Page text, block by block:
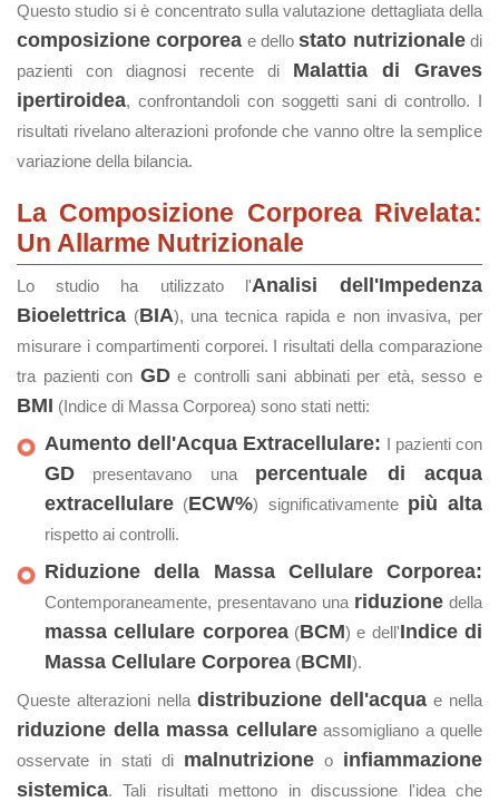
Questo studio si è concentrato sulla valutazione dettagliata della
composizione corporea e dellostato nutrizionaledi
pazienti con diagnosi recente di Malattia di Graves
ipertiroidea, confrontandoli con soggetti sani di controllo. I
risultati rivelano alterazioni profonde che vanno oltre la semplice
variazione della bilancia.
La Composizione Corporea Rivelata:
Un Allarme Nutrizionale
Lo studio ha utilizzato l'Analisi dell'Impedenza
Bioelettrica (BIA), una tecnica rapida e non invasiva, per
misurare i compartimenti corporei. I risultati della comparazione
tra pazienti con GDe controlli sani abbinati per età, sesso e
BMI (Indice di Massa Corporea) sono stati netti:
Aumento dell'Acqua Extracellulare: I pazienti con
GD presentavano una percentuale di acqua
extracellulare (ECW%) significativamente più alta
rispetto ai controlli.
Riduzione della Massa Cellulare Corporea:
Contemporaneamente, presentavano una riduzione della
massa cellulare corporea(BCM) e dell'Indice di
Massa Cellulare Corporea (BCMI).
Queste alterazioni nella distribuzione dell'acqua e nella
riduzione della massa cellulareassomigliano a quelle
osservate in stati di malnutrizione o infiammazione
sistemica. Tali risultati mettono in discussione l'idea che